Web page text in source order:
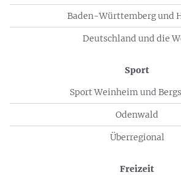
Baden-Württemberg und
Deutschland und die
Sport
Sport Weinheim und
Odenwald
Überregional
Freizeit